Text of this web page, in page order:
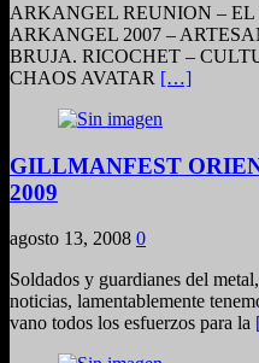
ARKANGEL REUNION –
ARKANGEL 2007 –
BRUJA. RICOCHET –
CHAOS AVATAR […]
GILLMANFEST
2009
agosto 13, 2008 0
Soldados y guardianes del
noticias, lamentablemente
vano todos los esfuerzos para la